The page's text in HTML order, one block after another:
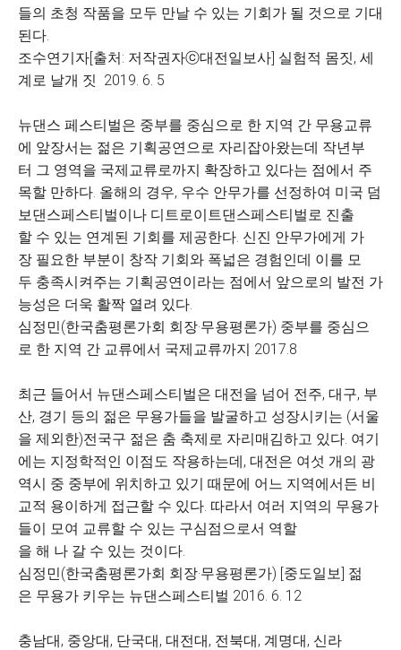
들의 초청 작품을 모두 만날 수 있는 기회가 될 것으로 기대
된다.
조수연기자[출처: 저작권자ⓒ대전일보사] 실험적 몸짓, 세
계로 날개 짓 2019. 6. 5
뉴댄스 페스티벌은 중부를 중심으로 한 지역 간 무용교류
에 앞장서는 젊은 기획공연으로 자리잡아왔는데 작년부
터 그 영역을 국제교류로까지 확장하고 있다는 점에서 주
목할 만하다. 올해의 경우, 우수 안무가를 선정하여 미국 덤
보댄스페스티벌이나 디트로이트댄스페스티벌로 진출
할 수 있는 연계된 기회를 제공한다. 신진 안무가에게 가
장 필요한 부분이 창작 기회와 폭넓은 경험인데 이를 모
두 충족시켜주는 기획공연이라는 점에서 앞으로의 발전 가
능성은 더욱 활짝 열려 있다.
심정민(한국춤평론가회 회장·무용평론가) 중부를 중심으
로 한 지역 간 교류에서 국제교류까지 2017.8
최근 들어서 뉴댄스페스티벌은 대전을 넘어 전주, 대구, 부
산, 경기 등의 젊은 무용가들을 발굴하고 성장시키는 (서울
을 제외한)전국구 젊은 춤 축제로 자리매김하고 있다. 여기
에는 지정학적인 이점도 작용하는데, 대전은 여섯 개의 광
역시 중 중부에 위치하고 있기 때문에 어느 지역에서든 비
교적 용이하게 접근할 수 있다. 따라서 여러 지역의 무용가
들이 모여 교류할 수 있는 구심점으로서 역할
을 해 나 갈 수 있는 것이다.
심정민(한국춤평론가회 회장·무용평론가) [중도일보] 젊
은 무용가 키우는 뉴댄스페스티벌 2016. 6. 12
충남대, 중앙대, 단국대, 대전대, 전북대, 계명대, 신라